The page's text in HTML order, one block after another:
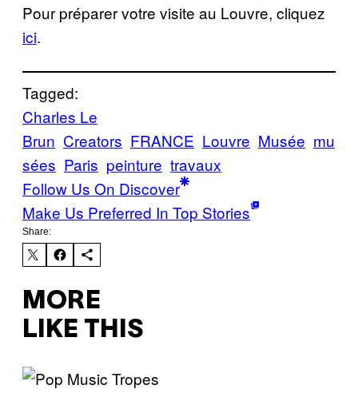
Pour préparer votre visite au Louvre, cliquez
ici.
Tagged:
Charles Le
Brun Creators FRANCE Louvre Musée mu
sées Paris peinture travaux
Follow Us On Discover
Make Us Preferred In Top Stories
Share:
MORE
LIKE THIS